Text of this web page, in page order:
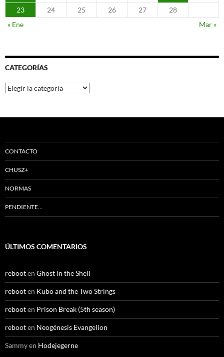
23
24 25 26 27
28
« Ene
Mar »
CATEGORÍAS
Categorías
CONTACTO
CHUSZ+
NORMAS
PENDIENTE…
ÚLTIMOS COMENTARIOS
rebooten Ghost in the Shell
rebooten Kubo and the Two Strings
rebooten Prison Break (5th season)
rebooten Neogénesis Evangelion
Sammyen Hodejegerne